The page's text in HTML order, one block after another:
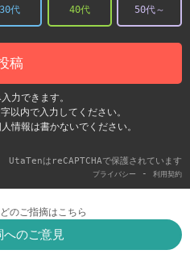
30代 40代 50代～
稿
力できます。
以内で入力してください。
情報は書かないでください。
UtaTenはreCAPTCHAで保護されています
プライバシー - 利用契約
のご指摘はこちら
へのご意見